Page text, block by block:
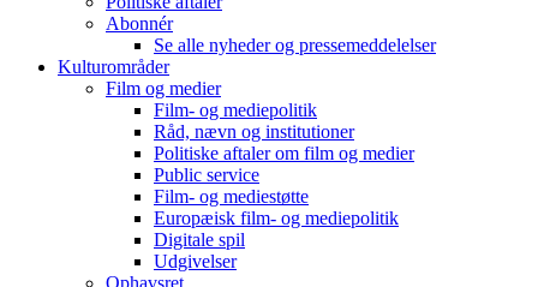
Abonnér
Se alle nyheder og pressemeddelelser
Kulturområder
Film og medier
Film- og mediepolitik
Råd, nævn og institutioner
Politiske aftaler om film og medier
Public service
Film- og mediestøtte
Europæisk film- og mediepolitik
Digitale spil
Udgivelser
Ophavsret